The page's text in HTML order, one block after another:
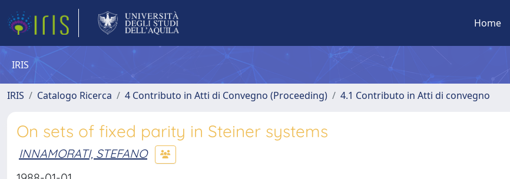
Home
IRIS
IRIS Catalogo Ricerca 4 Contributo in Atti di Convegno (Proceeding) 4.1 Contributo in Atti di convegno
On sets of fixed parity in Steiner systems
INNAMORATI, STEFANO